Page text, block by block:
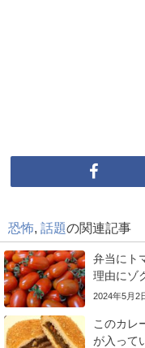
恐怖, 話題の関連記事
弁当にト
理由にゾ
2024年5月2
このカレ
が入って